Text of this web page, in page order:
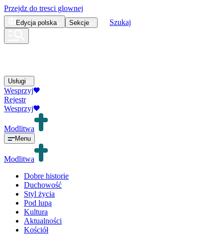
Przejdz do tresci glownej
Edycja polska Sekcje Szukaj
Usługi
Wesprzyj
Rejestr
Wesprzyj
Modlitwa
Menu
Modlitwa
Dobre historie
Duchowość
Styl życia
Pod lupą
Kultura
Aktualności
Kościół